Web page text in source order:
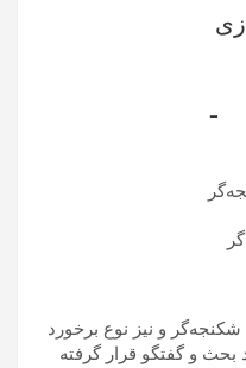
ـ
و نیز نوع برخورد
بحث و گفتگو قرار گرفته